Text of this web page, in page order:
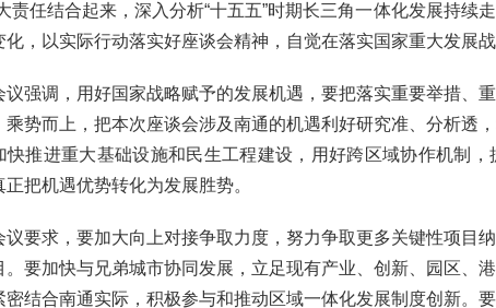
责任结合起来，深入分析“十五五”时期长三角一体化发展持续
化，以实际行动落实好座谈会精神，自觉在落实国家重大发展战
议强调，用好国家战略赋予的发展机遇，要把落实重要举措、
乘势而上，把本次座谈会涉及南通的机遇利好研究准、分析透
快推进重大基础设施和民生工程建设，用好跨区域协作机制
正把机遇优势转化为发展胜势。
议要求，要加大向上对接争取力度，努力争取更多关键性项目
。要加快与兄弟城市协同发展，立足现有产业、创新、园区、
密结合南通实际，积极参与和推动区域一体化发展制度创新。